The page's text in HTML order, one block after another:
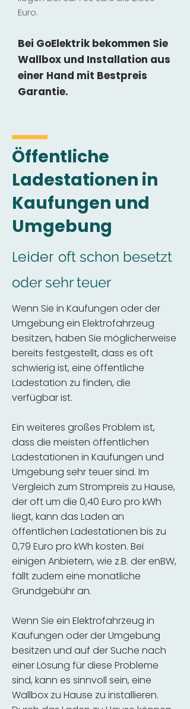
Euro.
Bei GoElektrik bekommen Sie
Wallbox und Installation aus
einer Hand mit Bestpreis
Garantie.
Öffentliche
Ladestationen in
Kaufungen und
Umgebung
Leider oft schon besetzt
oder sehr teuer
Wenn Sie in Kaufungen oder der
Umgebung ein Elektrofahrzeug
besitzen, haben Sie möglicherweise
bereits festgestellt, dass es oft
schwierig ist, eine öffentliche
Ladestation zu finden, die
verfügbar ist.
Ein weiteres großes Problem ist,
dass die meisten öffentlichen
Ladestationen in Kaufungen und
Umgebung sehr teuer sind. Im
Vergleich zum Strompreis zu Hause,
der oft um die 0,40 Euro pro kWh
liegt, kann das Laden an
öffentlichen Ladestationen bis zu
0,79 Euro pro kWh kosten. Bei
einigen Anbietern, wie z.B. der enBW,
fällt zudem eine monatliche
Grundgebühr an.
Wenn Sie ein Elektrofahrzeug in
Kaufungen oder der Umgebung
besitzen und auf der Suche nach
einer Lösung für diese Probleme
sind, kann es sinnvoll sein, eine
Wallbox zu Hause zu installieren.